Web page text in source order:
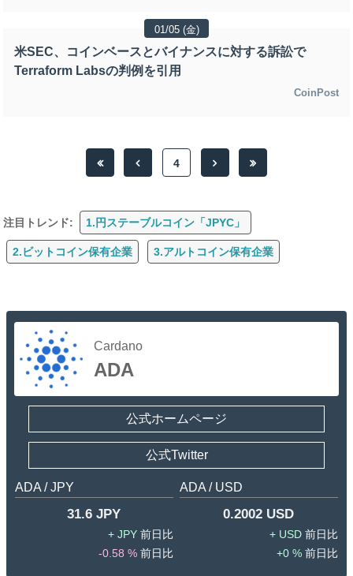
01/05 (金)
米SEC、コインベースとバイナンスに対する訴訟で
Terraform Labsの判例を引用
CoinPost
4
注目トレンド: 1.円ステーブルコイン「JPYC」
2.ビットコイン保有企業 3.アルトコイン保有企業
Cardano
ADA
公式ホームページ
公式Twitter
ADA / JPY
31.6 JPY
JPY
-0.58 %
ADA / USD
0.2002 USD
USD
0 %